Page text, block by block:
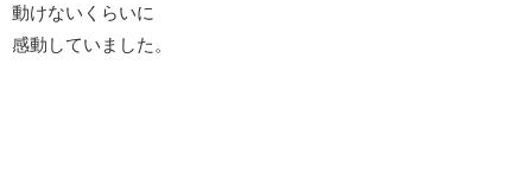
動けないくらいに
感動していました。